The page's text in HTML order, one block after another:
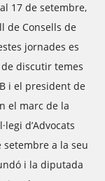
17 de setembre,
de Consells de
jornades es
discutir temes
i el president de
el marc de la
d’Advocats
setembre a la seu
i la diputada